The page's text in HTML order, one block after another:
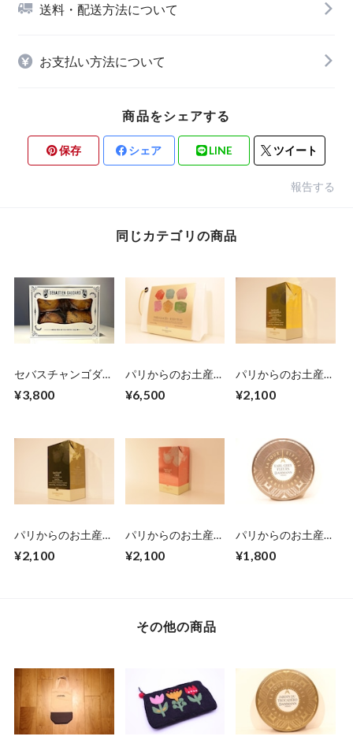
送料・配送方法について
お支払い方法について
商品をシェアする
保存 シェア LINE ツイート
報告する
同じカテゴリの商品
セバスチャンゴダー
わせ（小）
¥3,800
パリからのお土産
Frères アイスティー
¥6,500
パリからのお土産
Frères アイスティー
¥2,100
パリからのお土産
Frères アイスティー
¥2,100
パリからのお土産
Frères アイスティー
¥2,100
パリからのお土産
Frères 缶入アールグ
¥1,800
その他の商品